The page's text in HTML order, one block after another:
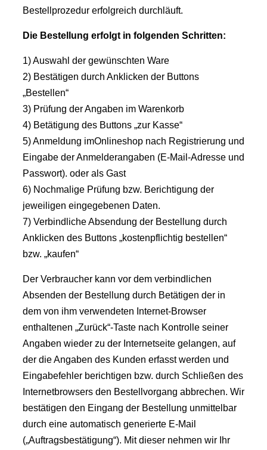
Bestellprozedur erfolgreich durchläuft.
Die Bestellung erfolgt in folgenden Schritten:
1) Auswahl der gewünschten Ware
2) Bestätigen durch Anklicken der Buttons
„Bestellen“
3) Prüfung der Angaben im Warenkorb
4) Betätigung des Buttons „zur Kasse“
5) Anmeldung imOnlineshop nach Registrierung und
Eingabe der Anmelderangaben (E-Mail-Adresse und
Passwort). oder als Gast
6) Nochmalige Prüfung bzw. Berichtigung der
jeweiligen eingegebenen Daten.
7) Verbindliche Absendung der Bestellung durch
Anklicken des Buttons „kostenpflichtig bestellen“
bzw. „kaufen“
Der Verbraucher kann vor dem verbindlichen
Absenden der Bestellung durch Betätigen der in
dem von ihm verwendeten Internet-Browser
enthaltenen „Zurück“-Taste nach Kontrolle seiner
Angaben wieder zu der Internetseite gelangen, auf
der die Angaben des Kunden erfasst werden und
Eingabefehler berichtigen bzw. durch Schließen des
Internetbrowsers den Bestellvorgang abbrechen. Wir
bestätigen den Eingang der Bestellung unmittelbar
durch eine automatisch generierte E-Mail
(„Auftragsbestätigung“). Mit dieser nehmen wir Ihr